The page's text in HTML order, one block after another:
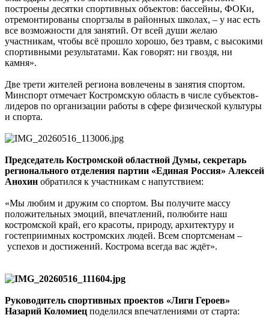
построены десятки спортивных объектов: бассейны, ФОКи,
отремонтированы спортзалы в районных школах, – у нас есть
все возможности для занятий. От всей души желаю
участникам, чтобы всё прошло хорошо, без травм, с высокими
спортивными результатами. Как говорят: ни гвоздя, ни
камня».
Две трети жителей региона вовлечены в занятия спортом.
Минспорт отмечает Костромскую область в числе субъектов-
лидеров по организации работы в сфере физической культуры
и спорта.
Председатель Костромской областной Думы, секретарь
регионального отделения партии «Единая Россия» Алексей
Анохин обратился к участникам с напутствием:
«Мы любим и дружим со спортом. Вы получите массу
положительных эмоций, впечатлений, полюбите наш
костромской край, его красоты, природу, архитектуру и
гостеприимных костромских людей. Всем спортсменам –
успехов и достижений. Кострома всегда вас ждёт».
Руководитель спортивных проектов «Лиги Героев»
Назарий Коломиец поделился впечатлениями от старта: